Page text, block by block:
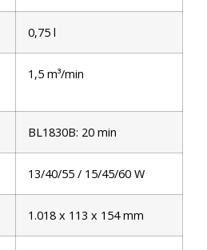
0,75 l
1,5 m³/min
BL1830B: 20 min
13/40/55 / 15/45/60 W
1.018 x 113 x 154 mm